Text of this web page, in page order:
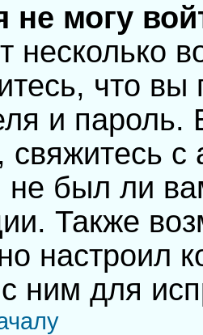
не могу
несколько
что
и
свяжитесь
не был ли
Также
настроил
ним для